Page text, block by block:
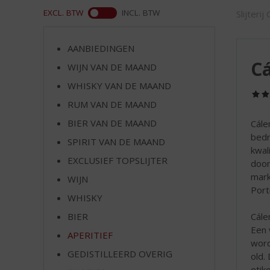
Slijterij
old.
EXCL. BTW INCL. BTW
AANBIEDINGEN
WIJN VAN DE MAAND
WHISKY VAN DE MAAND
RUM VAN DE MAAND
BIER VAN DE MAAND
SPIRIT VAN DE MAAND
EXCLUSIEF TOPSLIJTER
WIJN
WHISKY
BIER
APERITIEF
GEDISTILLEERD OVERIG